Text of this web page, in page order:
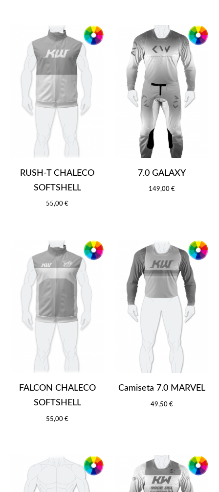
RUSH-T CHALECO
SOFTSHELL
55,00 €
7.0 GALAXY
149,00 €
FALCON CHALECO
SOFTSHELL
55,00 €
Camiseta 7.0 MARVEL
49,50 €